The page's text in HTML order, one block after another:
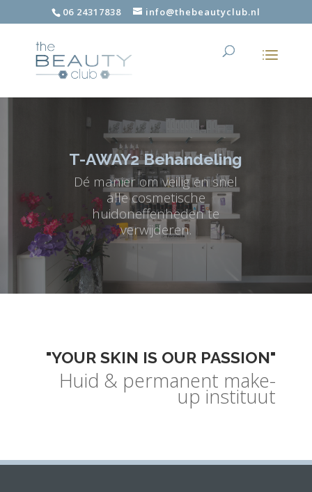
06 24317838 info@thebeautyclub.nl
T-AWAY2 Behandeling
Dé manier om veilig en snel
alle cosmetische
huidoneffenheden te
verwijderen.
"YOUR SKIN IS OUR PASSION"
Huid & permanent make-
up instituut